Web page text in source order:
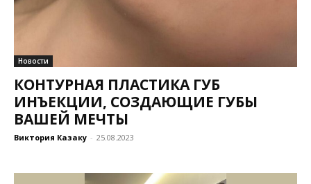
Новости
КОНТУРНАЯ ПЛАСТИКА ГУБ
ИНЪЕКЦИИ, СОЗДАЮЩИЕ ГУБЫ
ВАШЕЙ МЕЧТЫ
Виктория Казаку - 25.08.2023